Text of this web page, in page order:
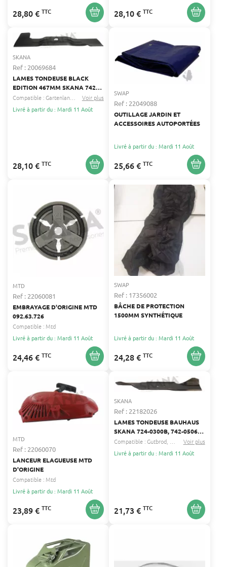
28,80 € TTC 28,10 € TTC
SKANA
Ref : 20069684
LAMES TONDEUSE BLACK
EDITION 467MM SKANA 742-
04020, 742-04020A, 742-04160,
742-0660, 742-0672, 942-0672
Compatible : Mtd...
Voir plus
Livré à partir du : Mardi 11 Août
28,10 € TTC
SWAP
Ref : 22049088
OUTILLAGE JARDIN ET
ACCESSOIRES AUTOPORTÉES
Livré à partir du : Mardi 11 Août
25,66 € TTC
MTD
Ref : 22060081
EMBRAYAGE D'ORIGINE MTD
092.63.726
Compatible : Mtd
Livré à partir du : Mardi 11 Août
24,46 € TTC
SWAP
Ref : 17356002
BÂCHE DE PROTECTION
1500MM SYNTHÉTIQUE
Livré à partir du : Mardi 11 Août
24,28 € TTC
MTD
Ref : 22060070
LANCEUR ELAGUEUSE MTD
D'ORIGINE
Compatible : Mtd
Livré à partir du : Mardi 11 Août
23,89 € TTC
SKANA
Ref : 22182026
LAMES TONDEUSE BAUHAUS
SKANA 724-0300B, 742-0506,
742-0506A, 942-0300B, 942-
0506
Compatible :Gutbrod Diana...
Voir plus
Livré à partir du : Mardi 11 Août
21,73 € TTC